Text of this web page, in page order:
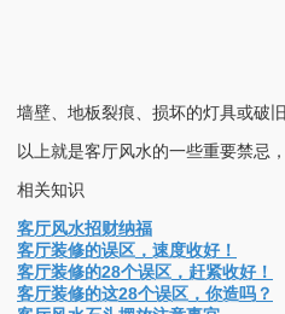
墙壁、地板裂痕、损坏的灯具或破
以上就是客厅风水的一些重要禁忌
相关知识
客厅风水招财纳福
客厅装修的误区，速度收好！
客厅装修的28个误区，赶紧收好！
客厅装修的这28个误区，你造吗？